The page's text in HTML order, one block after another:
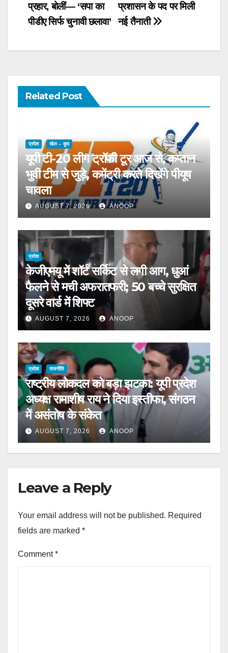
प्रशासन के पद पर मिली
नई तैनाती
प्रहार, बोलीं— ‘सपा का
पीडीए सिर्फ चुनावी छलावा’
Related Post
प्रदेश खेल – कूद
यूपी टी-20 लीग ट्रॉफी टूर आज से, कप्तान
भुवी टीम से जुड़े, कमेंट्री करते दिखेंगे पीयूष
चावला
AUGUST 7, 2026 ANOOP
प्रदेश
केजीएमयू में शॉर्ट सर्किट से लगी आग, धुआं
फैलने से मची अफरातफरी; 50 बच्चे सुरक्षित
दूसरे वार्ड में शिफ्ट
AUGUST 7, 2026 ANOOP
प्रदेश राजनीति
राष्ट्रीय लोकदल को बड़ा झटका: यूपी प्रदेश
अध्यक्ष रामाशीष राय ने दिया इस्तीफा, संगठन
में असंतोष के संकेत
AUGUST 7, 2026 ANOOP
Leave a Reply
Your email address will not be published. Required
fields are marked *
Comment*